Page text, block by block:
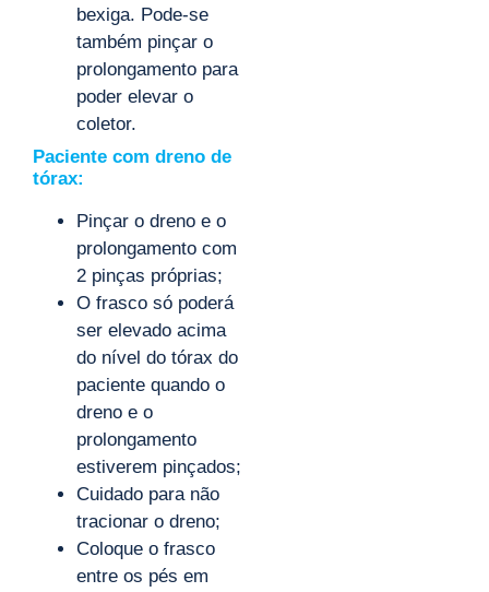
bexiga. Pode-se
também pinçar o
prolongamento para
poder elevar o
coletor.
Paciente com dreno de
tórax:
Pinçar o dreno e o
prolongamento com
2 pinças próprias;
O frasco só poderá
ser elevado acima
do nível do tórax do
paciente quando o
dreno e o
prolongamento
estiverem pinçados;
Cuidado para não
tracionar o dreno;
Coloque o frasco
entre os pés em